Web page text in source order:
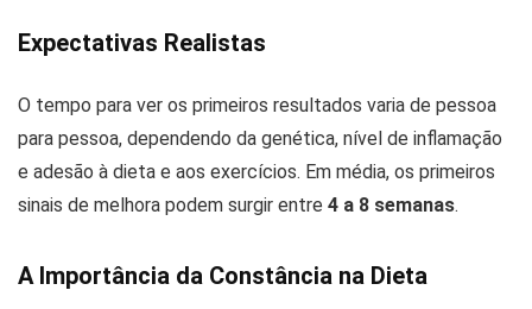
Expectativas Realistas
O tempo para ver os primeiros resultados varia de pessoa
para pessoa, dependendo da genética, nível de inflamação
e adesão à dieta e aos exercícios. Em média, os primeiros
sinais de melhora podem surgir entre 4 a 8 semanas.
A Importância da Constância na Dieta